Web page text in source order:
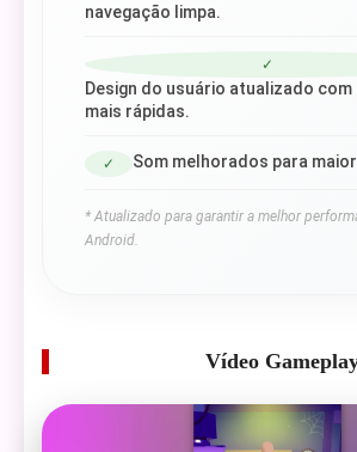
navegação limpa.
✓
Design do usuário atualizado
mais rápidas.
✓ Som melhorados para
* Atualizado para garantir a melhor
Android.
Vídeo